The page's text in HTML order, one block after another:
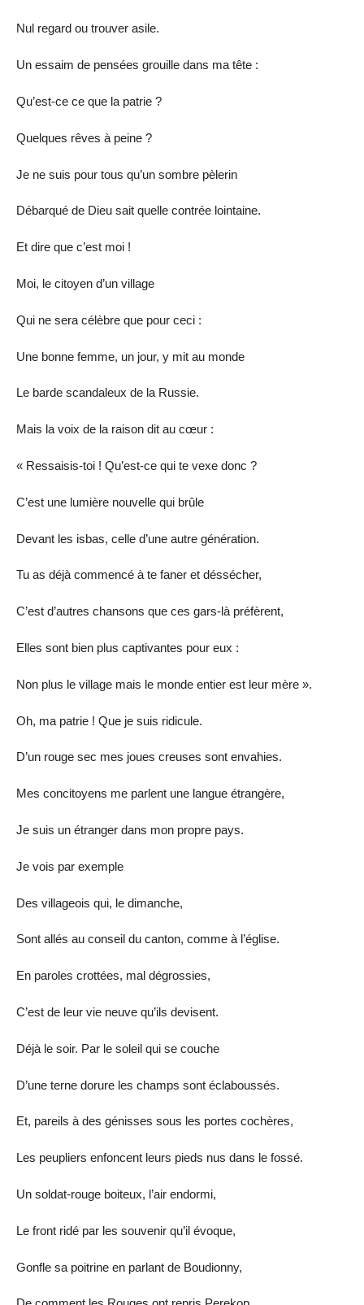
Nul regard ou trouver asile.
Un essaim de pensées grouille dans ma tête :
Qu’est-ce ce que la patrie ?
Quelques rêves à peine ?
Je ne suis pour tous qu’un sombre pèlerin
Débarqué de Dieu sait quelle contrée lointaine.
Et dire que c’est moi !
Moi, le citoyen d’un village
Qui ne sera célèbre que pour ceci :
Une bonne femme, un jour, y mit au monde
Le barde scandaleux de la Russie.
Mais la voix de la raison dit au cœur :
« Ressaisis-toi ! Qu’est-ce qui te vexe donc ?
C’est une lumière nouvelle qui brûle
Devant les isbas, celle d’une autre génération.
Tu as déjà commencé à te faner et déssécher,
C’est d’autres chansons que ces gars-là préfèrent,
Elles sont bien plus captivantes pour eux :
Non plus le village mais le monde entier est leur mère ».
Oh, ma patrie ! Que je suis ridicule.
D’un rouge sec mes joues creuses sont envahies.
Mes concitoyens me parlent une langue étrangère,
Je suis un étranger dans mon propre pays.
Je vois par exemple
Des villageois qui, le dimanche,
Sont allés au conseil du canton, comme à l’église.
En paroles crottées, mal dégrossies,
C’est de leur vie neuve qu’ils devisent.
Déjà le soir. Par le soleil qui se couche
D’une terne dorure les champs sont éclaboussés.
Et, pareils à des génisses sous les portes cochères,
Les peupliers enfoncent leurs pieds nus dans le fossé.
Un soldat-rouge boiteux, l’air endormi,
Le front ridé par les souvenir qu’il évoque,
Gonfle sa poitrine en parlant de Boudionny,